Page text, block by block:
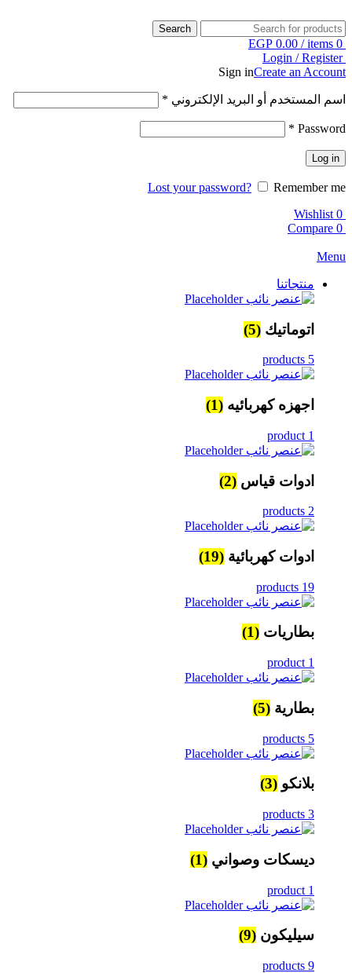
Search
0
items
/
EGP 0.00
Login / Register
Sign inCreate an Account
اسم المستخدم أو البريد الإلكتروني *
Password
*
Log in
Lost your password?
Remember me
0
Wishlist
0
Compare
Menu
منتجاتنا
اتوماتيك (5)
5 products
اجهزه كهربائيه (1)
1 product
ادوات قياس (2)
2 products
ادوات كهربائية (19)
19 products
بطاريات (1)
1 product
بطارية (5)
5 products
بلانكو (3)
3 products
ديسكات وصواني (1)
1 product
سيليكون (9)
9 products